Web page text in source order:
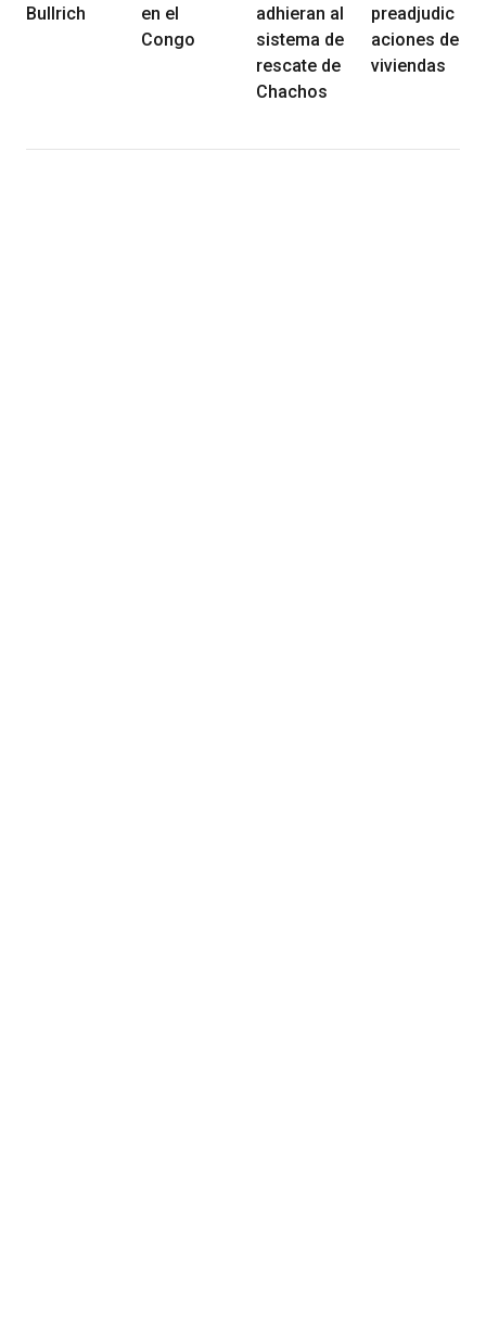
Bullrich
en el
Congo
adhieran al
sistema de
rescate de
Chachos
preadjudic
aciones de
viviendas